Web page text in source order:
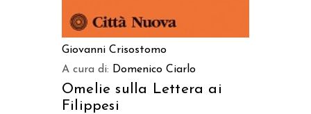
Giovanni Crisostomo
A cura di: Domenico Ciarlo
Omelie sulla Lettera ai
Filippesi